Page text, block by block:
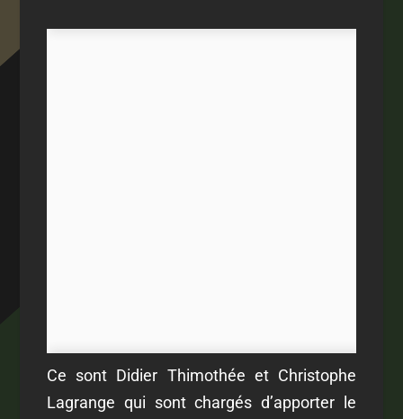
Ce sont Didier Thimothée et Christophe
Lagrange qui sont chargés d’apporter le